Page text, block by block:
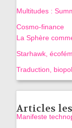
Multitudes :
Cosmo-finance
La Sphère
Starhawk,
Traduction,
Articles
Manifeste